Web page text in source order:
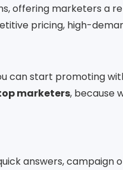
offering marketers a
pricing, high-
can start promoting
marketers, because
answers, campaign